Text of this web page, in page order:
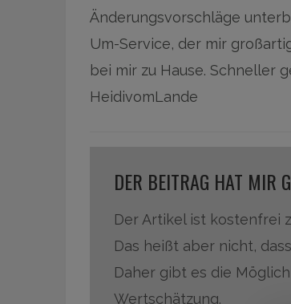
Änderungsvorschläge
Um-Service, der mir
bei mir zu Hause. Schneller
HeidivomLande
DER BEITRAG HAT MIR
Der Artikel ist kostenfrei
Das heißt aber nicht,
Daher gibt es die
Wertschätzung.